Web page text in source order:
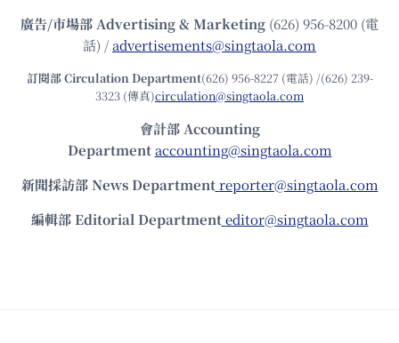
廣告/市場部Advertising & Marketing (626) 956-8200 (電
話) /advertisements@singtaola.com
訂閱部 Circulation Department(626) 956-8227 (電話) /(626) 239-
3323 (傳真)circulation@singtaola.com
會計部 Accounting
Department accounting@singtaola.com
新聞採訪部 News Department reporter@singtaola.com
編輯部 Editorial Department editor@singtaola.com